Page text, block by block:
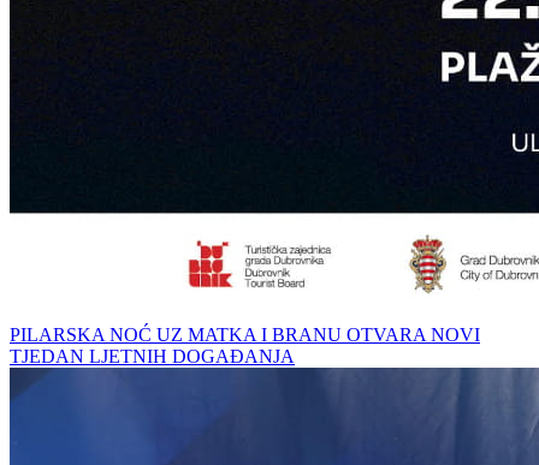
PILARSKA NOĆ UZ MATKA I BRANU OTVARA NOVI
TJEDAN LJETNIH DOGAĐANJA